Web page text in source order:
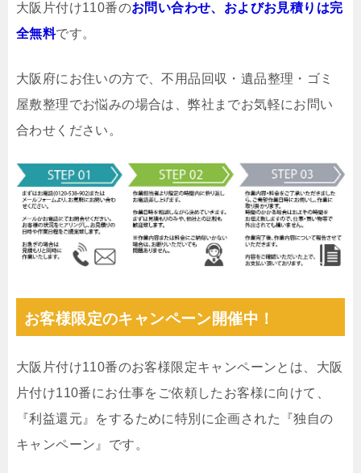
大阪片付け110番のお問い合わせ、およびお見積りは完
全無料です。
大阪府にお住いの方で、不用品回収・遺品整理・ゴミ
屋敷整理でお悩みの場合は、弊社までお気軽にお問い
合わせください。
お客様限定のキャンペーン開催中！
大阪片付け110番のお客様限定キャンペーンとは、大阪
片付け110番にお仕事をご依頼したお客様に向けて、
『利益還元』をするために特別に企画された『独自の
キャンペーン』です。